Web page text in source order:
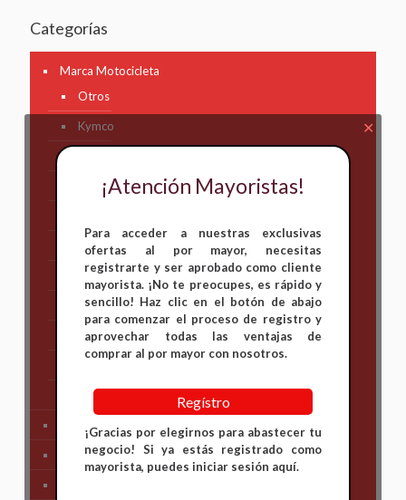
Categorías
Marca Motocicleta
Otros
Kymco
Honda
KAWASAKI
KTM
Suzuki
Yamaha
Tren Delantero
Partes de Motor
✕
¡Atención Mayoristas!
Para acceder a nuestras exclusivas
ofertas al por mayor, necesitas
registrarte y ser aprobado como cliente
mayorista. ¡No te preocupes, es rápido y
sencillo! Haz clic en el botón de abajo
para comenzar el proceso de registro y
aprovechar todas las ventajas de
comprar al por mayor con nosotros.
Regístro
¡Gracias por elegirnos para abastecer tu
negocio! Si ya estás registrado como
mayorista, puedes iniciar sesión aquí.